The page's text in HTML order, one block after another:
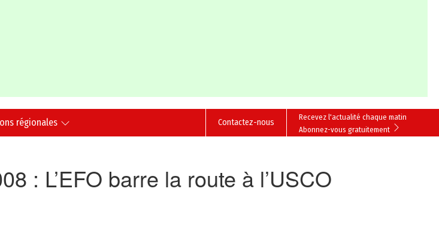
régionales
Recevez l'actualité chaque matin
Abonnez-vous gratuitement
Contactez-nous
: L’EFO barre la route à l’USCO